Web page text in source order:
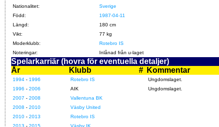
Nationalitet:
Sverige
Född:
1987-04-11
Längd:
180 cm
Vikt:
77 kg
Moderklubb:
Rotebro IS
Noteringar:
Inlånad från u-laget
Spelarkarriär (hovra för eventuella detaljer)
År
Klubb # Kommentar
1994 - 1996 Rotebro IS
Ungdomslaget.
1996 - 2006 AIK
Ungdomslaget.
2007 - 2008
Vallentuna BK
2008 - 2010
Väsby United
2010 - 2013
Rotebro IS
2013 - 2015 Väsby IK